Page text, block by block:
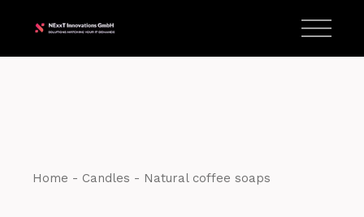
Home Candles Natural coffee soaps